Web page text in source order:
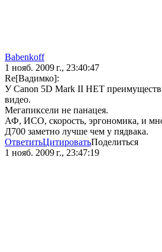
Babenkoff
1 нояб. 2009 г., 23:40:47
Re[Вадимко]:
У Canon 5D Mark II НЕТ преимуществ
видео.
Мегапиксели не панацея.
АФ, ИСО, скорость, эргономика, и
Д700 заметно лучше чем у пядвака.
ОтветитьЦитироватьПоделиться
1 нояб. 2009 г., 23:47:19